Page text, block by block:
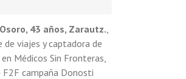
43 años, Zarautz.,
de viajes y captadora de
Médicos Sin Fronteras,
F2F campaña Donosti